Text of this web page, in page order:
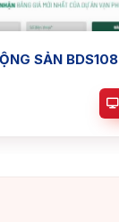
SẢN BDS108